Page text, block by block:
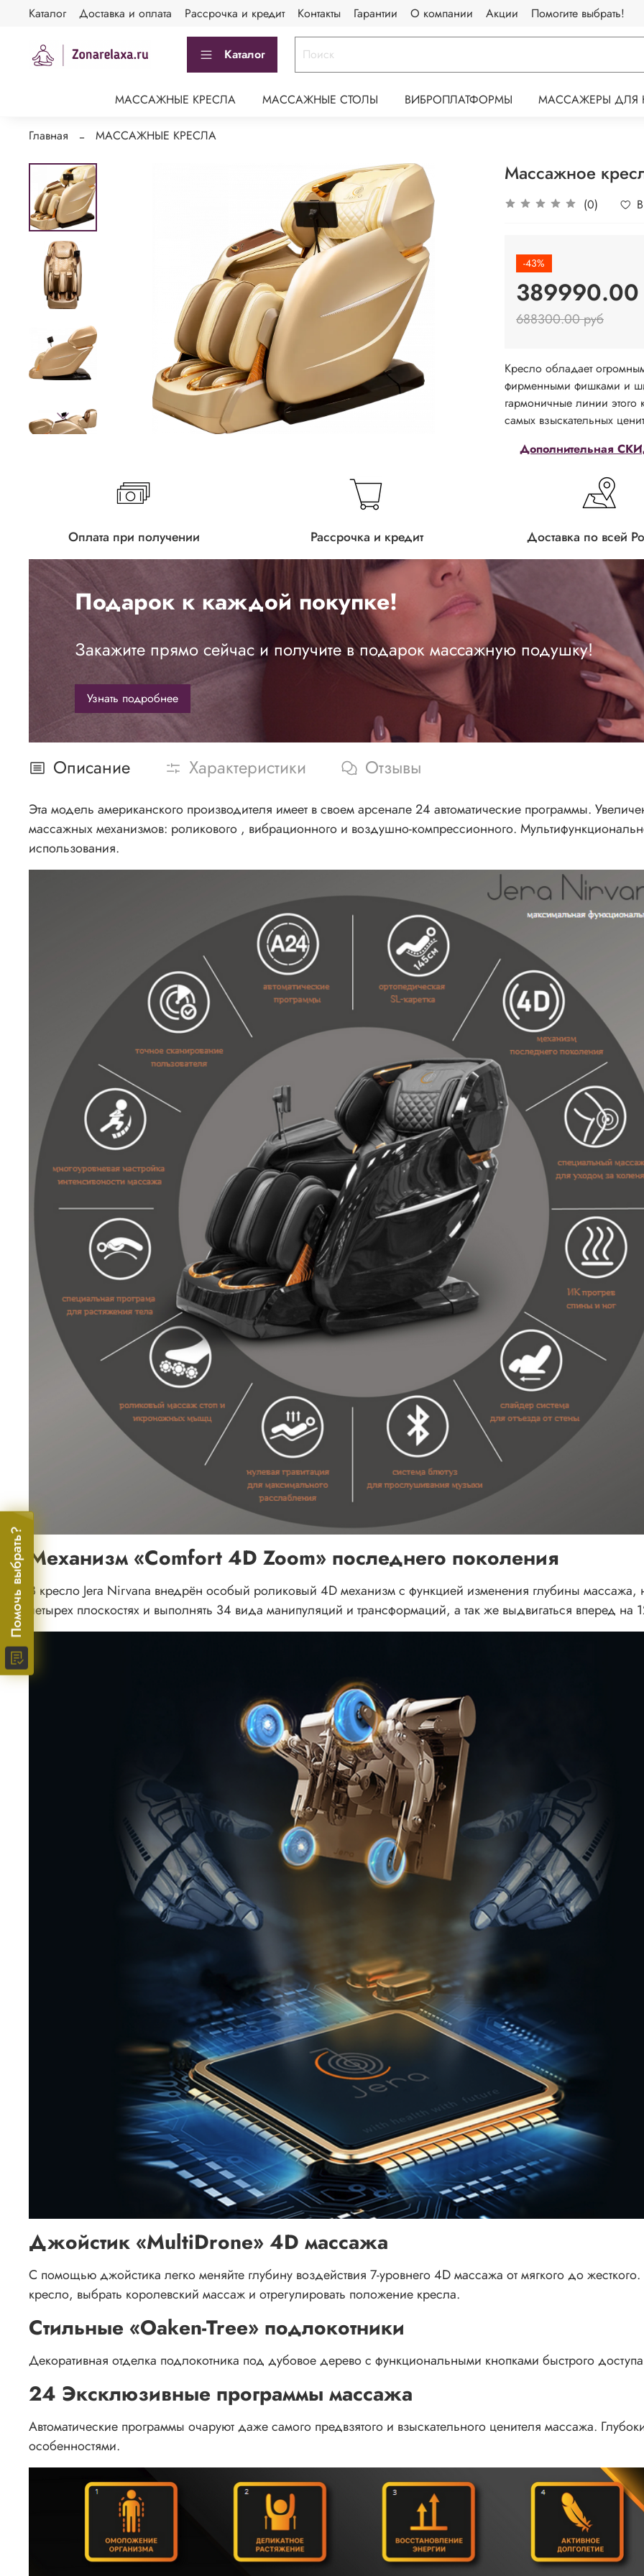
Помочь выбрать?
Каталог Доставка и оплата Рассрочка и кредит Контакты Гарантии О компании Акции Помогите выбрать!
Каталог
МАССАЖНЫЕ КРЕСЛА МАССАЖНЫЕ СТОЛЫ ВИБРОПЛАТФОРМЫ МАССАЖЕРЫ ДЛЯ
Главная МАССАЖНЫЕ КРЕСЛА
Массажное
(0)
-43%
389990.00
688300.00 руб
Дополнительная
Кресло обладает
фирменными фишками и
гармоничные линии этого
самых взыскательных
Оплата при получении Рассрочка и кредит Доставка по всей
Подарок к каждой покупке!
Закажите прямо сейчас и получите в подарок массажную подушку!
Узнать подробнее
Описание Характеристики Отзывы
Эта модель американского производителя имеет в своем арсенале 24 автоматические программы.
массажных механизмов: роликового , вибрационного и воздушно-компрессионного.
использования.
Механизм «Comfort 4D Zoom» последнего поколения
В кресло Jera Nirvana внедрён особый роликовый 4D механизм с функцией изменения глубины
четырех плоскостях и выполнять 34 вида манипуляций и трансформаций, а так же выдвигаться вперед на
Джойстик «MultiDrone» 4D массажа
С помощью джойстика легко меняйте глубину воздействия 7-уровнего 4D массажа от мягкого до
кресло, выбрать королевский массаж и отрегулировать положение кресла.
Стильные «Oaken-Tree» подлокотники
Декоративная отделка подлокотника под дубовое дерево с функциональными кнопками быстрого
24 Эксклюзивные программы массажа
Автоматические программы очаруют даже самого предвзятого и взыскательного ценителя массажа.
особенностями.